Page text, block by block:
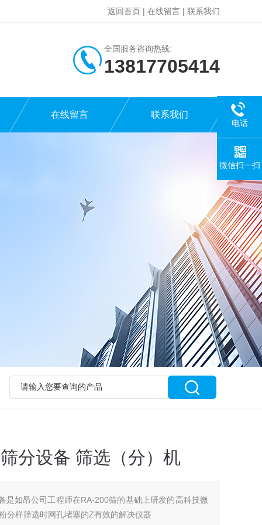
返回首页 | 在线留言 | 联系我们
全国服务咨询热线:
13817705414
在线留言 联系我们
分设备 筛选（分）机
是如昂公司工程师在RA-200筛的基础上研发的高科技微
分样筛选时网孔堵塞的Z有效的解决仪器
电话
微信扫一扫